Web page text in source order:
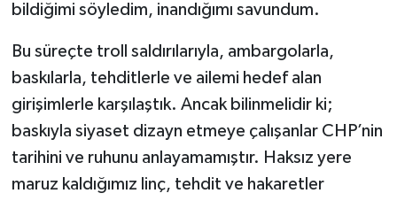
bildiğimi söyledim, inandığımı savundum.
Bu süreçte troll saldırılarıyla, ambargolarla,
baskılarla, tehditlerle ve ailemi hedef alan
girişimlerle karşılaştık. Ancak bilinmelidir ki;
baskıyla siyaset dizayn etmeye çalışanlar CHP’nin
tarihini ve ruhunu anlayamamıştır. Haksız yere
maruz kaldığımız linç, tehdit ve hakaretler